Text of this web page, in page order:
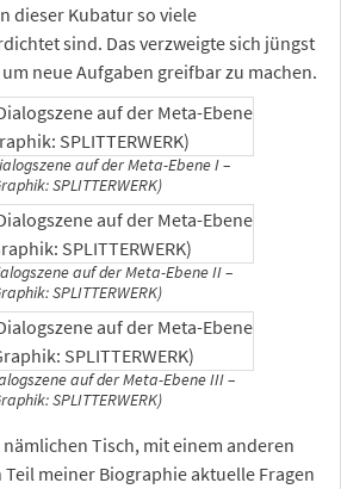
dieser Kubatur so viele
sind. Das verzweigte sich jüngst
neue Aufgaben greifbar zu machen.
auf der Meta-Ebene I –
SPLITTERWERK)
auf der Meta-Ebene II –
SPLITTERWERK)
auf der Meta-Ebene III –
SPLITTERWERK)
Tisch, mit einem anderen
meiner Biographie aktuelle Fragen